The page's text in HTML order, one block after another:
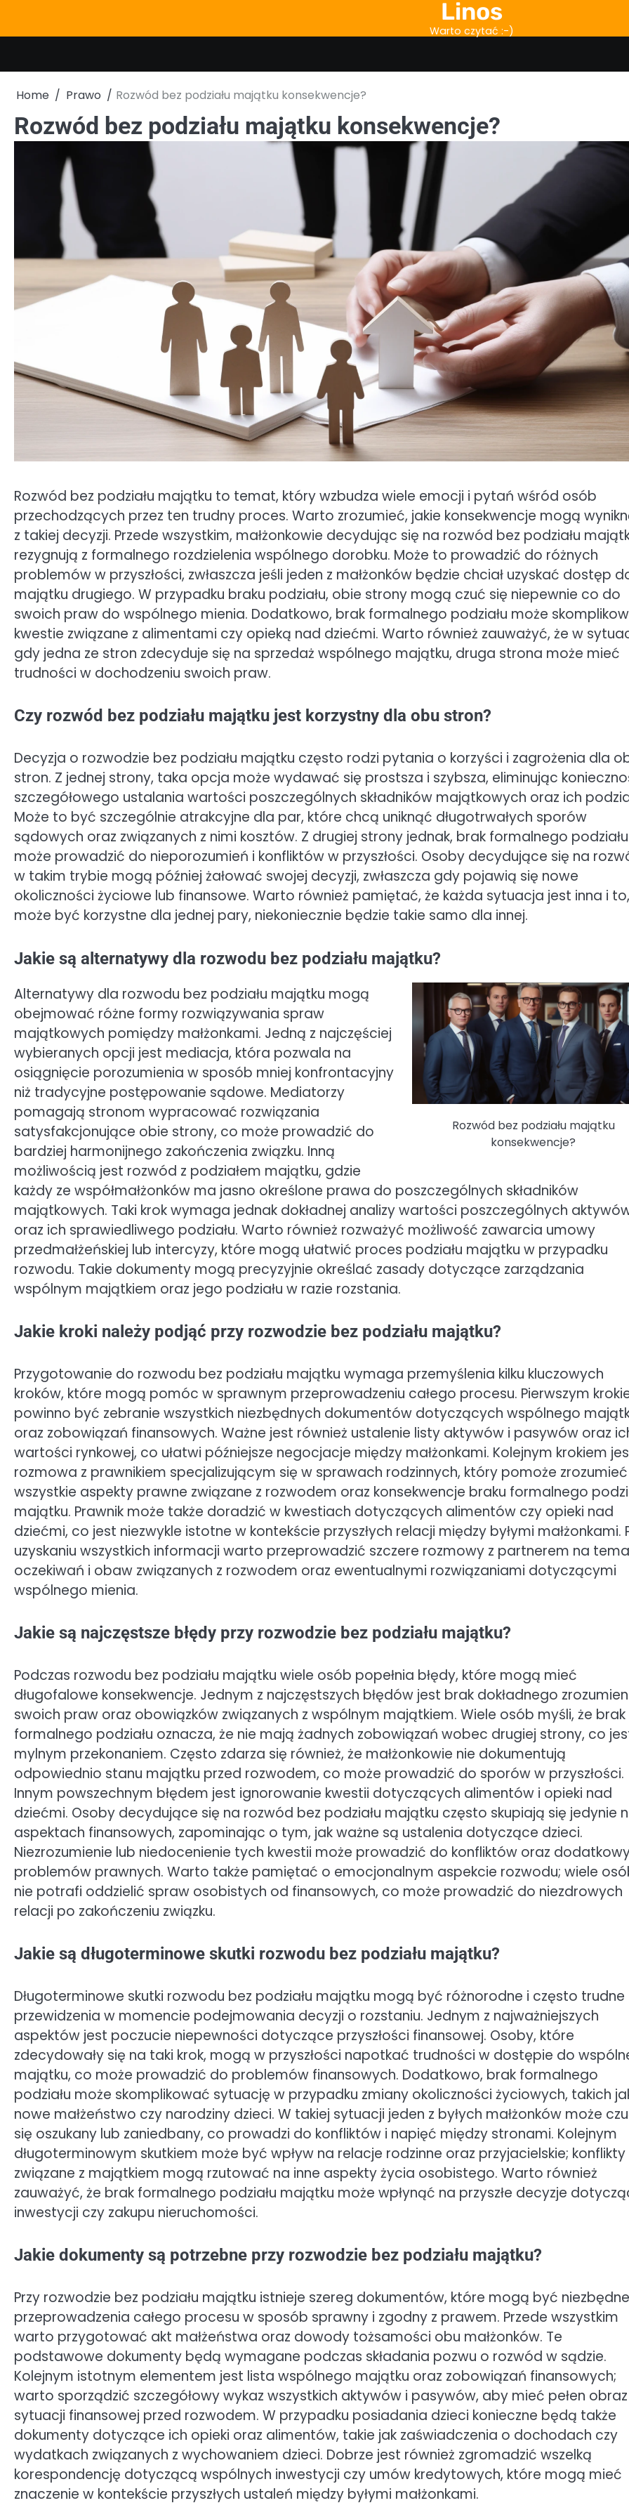
content
Linos
Warto czytać :-)
Home Prawo Rozwód bez podziału majątku konsekwencje?
Rozwód bez podziału majątku konsekwencje?
Rozwód bez podziału majątku to temat, który wzbudza wiele emocji i pytań wśród osób
przechodzących przez ten trudny proces. Warto zrozumieć, jakie konsekwencje mogą
z takiej decyzji. Przede wszystkim, małżonkowie decydując się na rozwód bez podziału
rezygnują z formalnego rozdzielenia wspólnego dorobku. Może to prowadzić do różnych
problemów w przyszłości, zwłaszcza jeśli jeden z małżonków będzie chciał uzyskać dostęp
majątku drugiego. W przypadku braku podziału, obie strony mogą czuć się niepewnie co do
swoich praw do wspólnego mienia. Dodatkowo, brak formalnego podziału może
kwestie związane z alimentami czy opieką nad dziećmi. Warto również zauważyć, że w
gdy jedna ze stron zdecyduje się na sprzedaż wspólnego majątku, druga strona może mieć
trudności w dochodzeniu swoich praw.
Czy rozwód bez podziału majątku jest korzystny dla obu stron?
Decyzja o rozwodzie bez podziału majątku często rodzi pytania o korzyści i zagrożenia dla
stron. Z jednej strony, taka opcja może wydawać się prostsza i szybsza, eliminując
szczegółowego ustalania wartości poszczególnych składników majątkowych oraz ich
Może to być szczególnie atrakcyjne dla par, które chcą uniknąć długotrwałych sporów
sądowych oraz związanych z nimi kosztów. Z drugiej strony jednak, brak formalnego podziału
może prowadzić do nieporozumień i konfliktów w przyszłości. Osoby decydujące się na
w takim trybie mogą później żałować swojej decyzji, zwłaszcza gdy pojawią się nowe
okoliczności życiowe lub finansowe. Warto również pamiętać, że każda sytuacja jest inna i
może być korzystne dla jednej pary, niekoniecznie będzie takie samo dla innej.
Jakie są alternatywy dla rozwodu bez podziału majątku?
Rozwód bez podziału majątku
konsekwencje?
Alternatywy dla rozwodu bez podziału majątku mogą
obejmować różne formy rozwiązywania spraw
majątkowych pomiędzy małżonkami. Jedną z najczęściej
wybieranych opcji jest mediacja, która pozwala na
osiągnięcie porozumienia w sposób mniej konfrontacyjny
niż tradycyjne postępowanie sądowe. Mediatorzy
pomagają stronom wypracować rozwiązania
satysfakcjonujące obie strony, co może prowadzić do
bardziej harmonijnego zakończenia związku. Inną
możliwością jest rozwód z podziałem majątku, gdzie
każdy ze współmałżonków ma jasno określone prawa do poszczególnych składników
majątkowych. Taki krok wymaga jednak dokładnej analizy wartości poszczególnych
oraz ich sprawiedliwego podziału. Warto również rozważyć możliwość zawarcia umowy
przedmałżeńskiej lub intercyzy, które mogą ułatwić proces podziału majątku w przypadku
rozwodu. Takie dokumenty mogą precyzyjnie określać zasady dotyczące zarządzania
wspólnym majątkiem oraz jego podziału w razie rozstania.
Jakie kroki należy podjąć przy rozwodzie bez podziału majątku?
Przygotowanie do rozwodu bez podziału majątku wymaga przemyślenia kilku kluczowych
kroków, które mogą pomóc w sprawnym przeprowadzeniu całego procesu. Pierwszym
powinno być zebranie wszystkich niezbędnych dokumentów dotyczących wspólnego
oraz zobowiązań finansowych. Ważne jest również ustalenie listy aktywów i pasywów oraz
wartości rynkowej, co ułatwi późniejsze negocjacje między małżonkami. Kolejnym krokiem
rozmowa z prawnikiem specjalizującym się w sprawach rodzinnych, który pomoże zrozumieć
wszystkie aspekty prawne związane z rozwodem oraz konsekwencje braku formalnego
majątku. Prawnik może także doradzić w kwestiach dotyczących alimentów czy opieki nad
dziećmi, co jest niezwykle istotne w kontekście przyszłych relacji między byłymi małżonkami.
uzyskaniu wszystkich informacji warto przeprowadzić szczere rozmowy z partnerem na
oczekiwań i obaw związanych z rozwodem oraz ewentualnymi rozwiązaniami dotyczącymi
wspólnego mienia.
Jakie są najczęstsze błędy przy rozwodzie bez podziału majątku?
Podczas rozwodu bez podziału majątku wiele osób popełnia błędy, które mogą mieć
długofalowe konsekwencje. Jednym z najczęstszych błędów jest brak dokładnego
swoich praw oraz obowiązków związanych z wspólnym majątkiem. Wiele osób myśli, że brak
formalnego podziału oznacza, że nie mają żadnych zobowiązań wobec drugiej strony, co
mylnym przekonaniem. Często zdarza się również, że małżonkowie nie dokumentują
odpowiednio stanu majątku przed rozwodem, co może prowadzić do sporów w przyszłości.
Innym powszechnym błędem jest ignorowanie kwestii dotyczących alimentów i opieki nad
dziećmi. Osoby decydujące się na rozwód bez podziału majątku często skupiają się jedynie
aspektach finansowych, zapominając o tym, jak ważne są ustalenia dotyczące dzieci.
Niezrozumienie lub niedocenienie tych kwestii może prowadzić do konfliktów oraz
problemów prawnych. Warto także pamiętać o emocjonalnym aspekcie rozwodu; wiele
nie potrafi oddzielić spraw osobistych od finansowych, co może prowadzić do niezdrowych
relacji po zakończeniu związku.
Jakie są długoterminowe skutki rozwodu bez podziału majątku?
Długoterminowe skutki rozwodu bez podziału majątku mogą być różnorodne i często
przewidzenia w momencie podejmowania decyzji o rozstaniu. Jednym z najważniejszych
aspektów jest poczucie niepewności dotyczące przyszłości finansowej. Osoby, które
zdecydowały się na taki krok, mogą w przyszłości napotkać trudności w dostępie do
majątku, co może prowadzić do problemów finansowych. Dodatkowo, brak formalnego
podziału może skomplikować sytuację w przypadku zmiany okoliczności życiowych, takich
nowe małżeństwo czy narodziny dzieci. W takiej sytuacji jeden z byłych małżonków może
się oszukany lub zaniedbany, co prowadzi do konfliktów i napięć między stronami. Kolejnym
długoterminowym skutkiem może być wpływ na relacje rodzinne oraz przyjacielskie; konflikty
związane z majątkiem mogą rzutować na inne aspekty życia osobistego. Warto również
zauważyć, że brak formalnego podziału majątku może wpłynąć na przyszłe decyzje
inwestycji czy zakupu nieruchomości.
Jakie dokumenty są potrzebne przy rozwodzie bez podziału majątku?
Przy rozwodzie bez podziału majątku istnieje szereg dokumentów, które mogą być
przeprowadzenia całego procesu w sposób sprawny i zgodny z prawem. Przede wszystkim
warto przygotować akt małżeństwa oraz dowody tożsamości obu małżonków. Te
podstawowe dokumenty będą wymagane podczas składania pozwu o rozwód w sądzie.
Kolejnym istotnym elementem jest lista wspólnego majątku oraz zobowiązań finansowych;
warto sporządzić szczegółowy wykaz wszystkich aktywów i pasywów, aby mieć pełen obraz
sytuacji finansowej przed rozwodem. W przypadku posiadania dzieci konieczne będą także
dokumenty dotyczące ich opieki oraz alimentów, takie jak zaświadczenia o dochodach czy
wydatkach związanych z wychowaniem dzieci. Dobrze jest również zgromadzić wszelką
korespondencję dotyczącą wspólnych inwestycji czy umów kredytowych, które mogą mieć
znaczenie w kontekście przyszłych ustaleń między byłymi małżonkami.